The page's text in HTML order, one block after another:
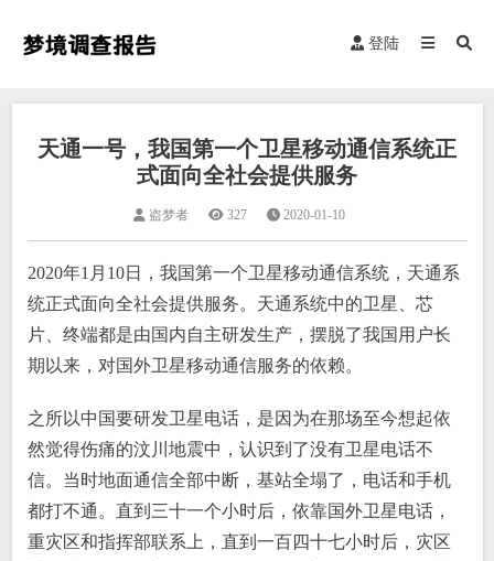
登陆
天通一号，我国第一个卫星移动通信系统正
式面向全社会提供服务
盗梦者 327 2020-01-10
2020年1月10日，我国第一个卫星移动通信系统，天通系
统正式面向全社会提供服务。天通系统中的卫星、芯
片、终端都是由国内自主研发生产，摆脱了我国用户长
期以来，对国外卫星移动通信服务的依赖。
之所以中国要研发卫星电话，是因为在那场至今想起依
然觉得伤痛的汶川地震中，认识到了没有卫星电话不
信。当时地面通信全部中断，基站全塌了，电话和手机
都打不通。直到三十一个小时后，依靠国外卫星电话，
重灾区和指挥部联系上，直到一百四十七小时后，灾区